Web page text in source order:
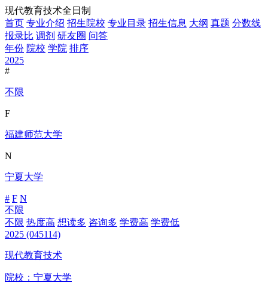
现代教育技术全日制
首页 专业介绍 招生院校 专业目录 招生信息 大纲 真题 分数线
报录比 调剂 研友圈 问答
年份 院校 学院 排序
2025
#
不限
F
福建师范大学
N
宁夏大学
# F N
不限
不限 热度高 想读多 咨询多 学费高 学费低
2025 (045114)
现代教育技术
院校： 宁夏大学